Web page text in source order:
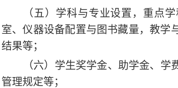
（五）学科与专业设置，重点
室、仪器设备配置与图书藏量，教学
结果等；
（六）学生奖学金、助学金、
管理规定等；